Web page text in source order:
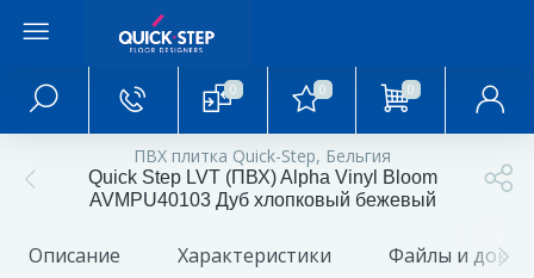
0 0 0
ПВХ плитка Quick-Step, Бельгия
Quick Step LVT (ПВХ) Alpha Vinyl Bloom
AVMPU40103 Дуб хлопковый бежевый
Описание Характеристики Файлы и
Главное меню
Главная
О магазине